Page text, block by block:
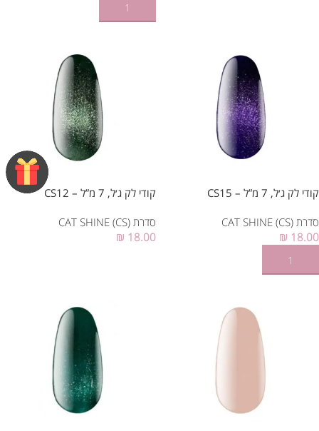
הוספה לסל
קודי לק ג׳ל, 7 מ”ל – CS15
סדרת CAT SHINE (CS)
₪ 18.00
הוספה לסל
קודי לק ג׳ל, 7 מ”ל – CS12
סדרת CAT SHINE (CS)
₪ 18.00